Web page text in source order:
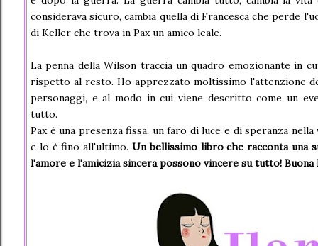
considerava sicuro, cambia quella di Francesca che perde
di Keller che trova in Pax un amico leale.
La penna della Wilson traccia un quadro emozionante in
rispetto al resto. Ho apprezzato moltissimo l'attenzione
personaggi, e al modo in cui viene descritto come un
tutto.
Pax è una presenza fissa, un faro di luce e di speranza
e lo è fino all'ultimo. Un bellissimo libro che racconta una
l'amore e l'amicizia sincera possono vincere su tutto!